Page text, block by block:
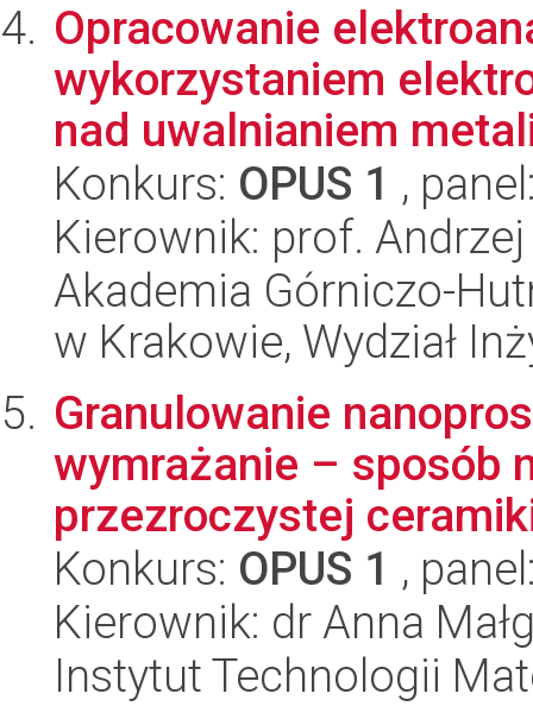
Opracowanie
wykorzystaniem
nad uwalnianiem
Konkurs: OPUS 1 ,
Kierownik: prof.
Akademia Górniczo-
w Krakowie, Wydział
Granulowanie
wymrażanie – sposób
przezroczystej
Konkurs: OPUS 1 ,
Kierownik: dr Anna
Instytut Technologii